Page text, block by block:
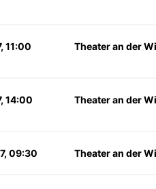
11:00 Theater an der
14:00 Theater an der
09:30 Theater an der